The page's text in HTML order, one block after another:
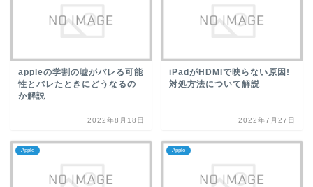
appleの学割の嘘がバレる可能
性とバレたときにどうなるの
か解説
2022年8月18日
iPadがHDMIで映らない原因!
対処方法について解説
2022年7月27日
Apple Apple